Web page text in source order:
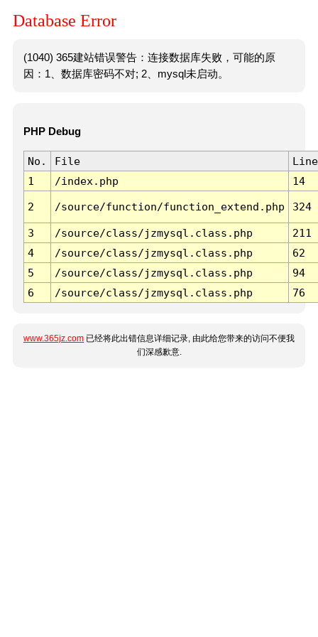
Database Error
(1040) 365建站错误警告：连接数据库失败，可能的原
因：1、数据库密码不对; 2、mysql未启动。
PHP Debug
No. File
Line
1
/index.php 14
2 /source/function/function_extend.php 324
3 /source/class/jzmysql.class.php
211
4
/source/class/jzmysql.class.php
62
5
/source/class/jzmysql.class.php
94
6
/source/class/jzmysql.class.php 76
www.365jz.com 已经将此出错信息详细记录, 由此给您带来的访问不便我
们深感歉意.